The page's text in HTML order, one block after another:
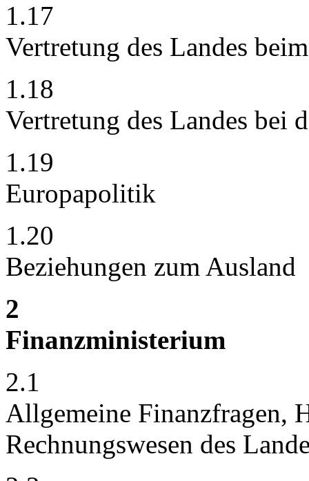
1.17
Vertretung des Landes
1.18
Vertretung des Landes bei
1.19
Europapolitik
1.20
Beziehungen zum Ausland
2
Finanzministerium
2.1
Allgemeine Finanzfragen,
Rechnungswesen des